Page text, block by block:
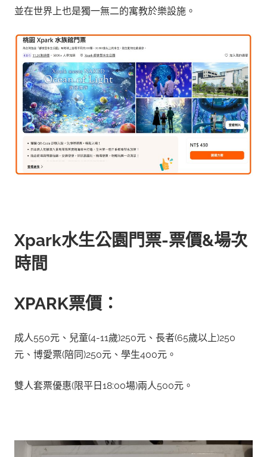
並在世界上也是獨一無二的寓教於樂設施。
Xpark水生公園門票-票價&場次
時間
XPARK票價：
成人550元、兒童(4-11歲)250元、長者(65歲以上)250
元、博愛票(陪同)250元、學生400元。
雙人套票優惠(限平日18:00場)兩人500元。